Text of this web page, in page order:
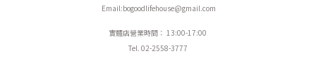
Email:bogoodlifehouse@gmail.com
實體店營業時間： 13:00-17:00
Tel. 02-2558-3777